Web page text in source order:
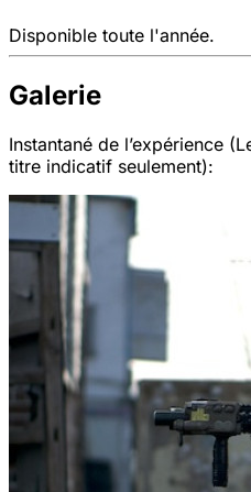
Disponible toute l'année.
Galerie
Instantané de l’expérience
titre indicatif seulement):